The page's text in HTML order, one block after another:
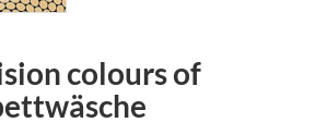
colours of